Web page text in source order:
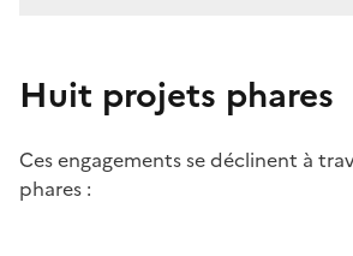
Huit projets phares
Ces engagements se déclinent à
phares :